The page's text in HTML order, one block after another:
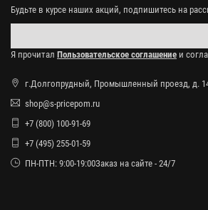
Будьте в курсе наших акций, подпишитесь на
Я прочитал Пользовательское соглашение и
г.Долгопрудный, Промышленный проезд, д.
shop@s-pricepom.ru
+7 (800) 100-91-69
+7 (495) 255-01-59
ПН-ПТН: 9:00-19:00Заказ на сайте - 24/7